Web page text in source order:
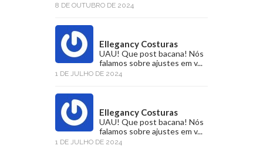
8 DE OUTUBRO DE 2024
Ellegancy Costuras
UAU! Que post bacana! Nós
falamos sobre ajustes em v...
1 DE JULHO DE 2024
Ellegancy Costuras
UAU! Que post bacana! Nós
falamos sobre ajustes em v...
1 DE JULHO DE 2024